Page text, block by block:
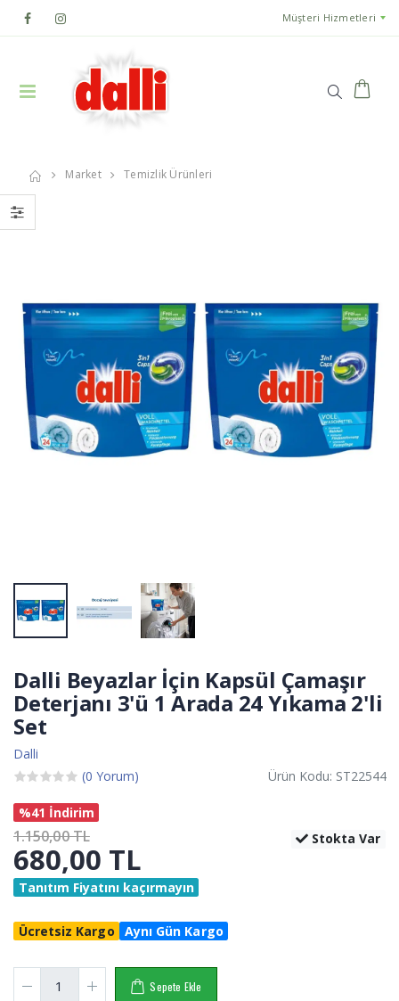
Müşteri Hizmetleri
Market Temizlik Ürünleri
Dalli Beyazlar İçin Kapsül Çamaşır
Deterjanı 3'ü 1 Arada 24 Yıkama 2'li
Set
Dalli
(0 Yorum)
Ürün Kodu: ST22544
%41 İndirim
1.150,00TL
680,00 TL
Stokta Var
Tanıtım Fiyatını kaçırmayın
Ücretsiz Kargo Aynı Gün Kargo
Sepete Ekle